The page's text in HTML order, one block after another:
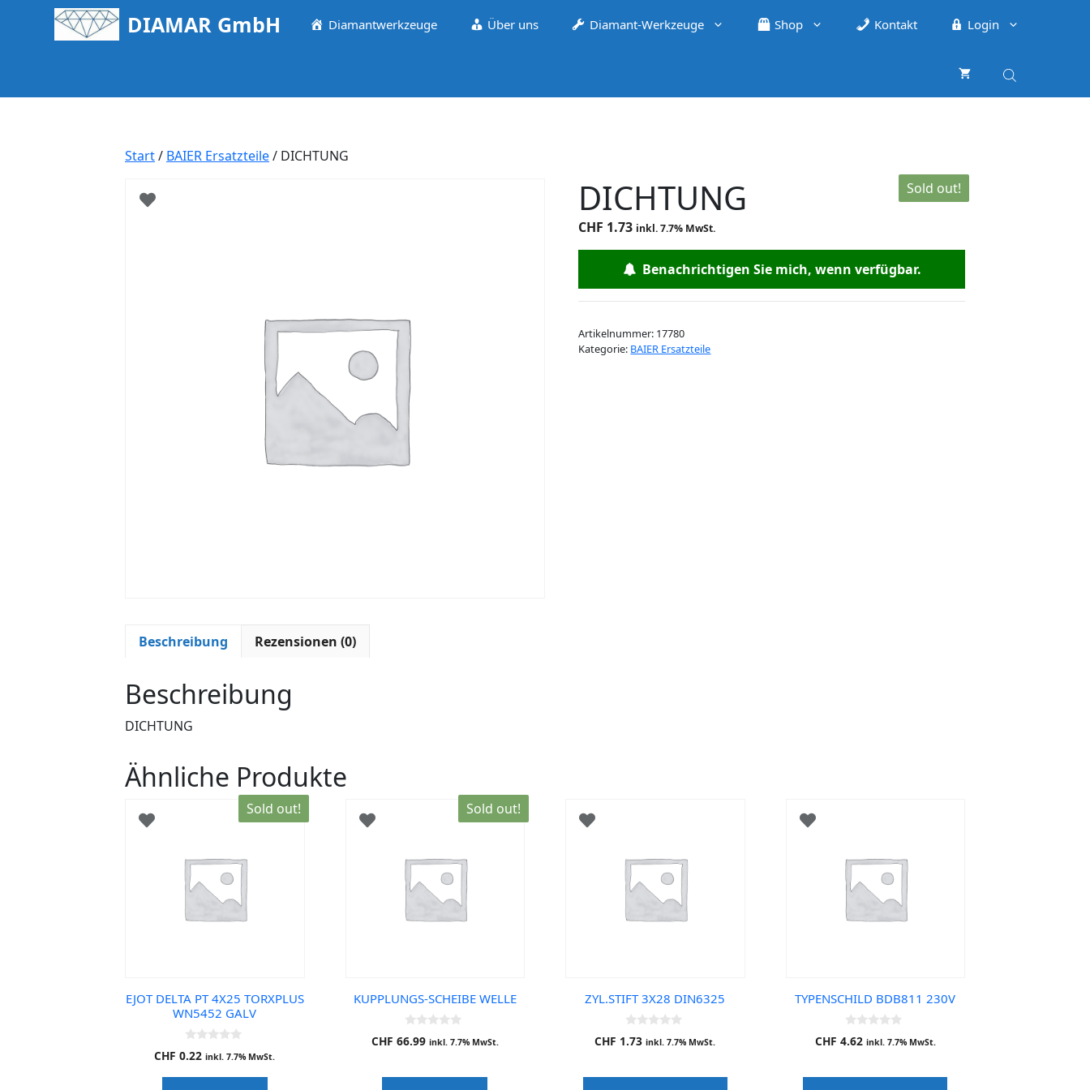
DIAMAR GmbH Diamantwerkzeuge Über uns Diamant-Werkzeuge Shop Kontakt Login
Start/ BAIER Ersatzteile/ DICHTUNG
Sold out!
DICHTUNG
CHF 1.73 inkl. 7.7% MwSt.
Benachrichtigen Sie mich, wenn verfügbar.
Artikelnummer: 17780
Kategorie: BAIER Ersatzteile
Beschreibung Rezensionen (0)
Beschreibung
DICHTUNG
Ähnliche Produkte
Sold out!
EJOT DELTA PT 4X25 TORXPLUS
WN5452 GALV
0
o
CHF 0.22 inkl. 7.7% MwSt.
Sold out!
KUPPLUNGS-SCHEIBE WELLE
0
o
o
CHF 66.99 inkl. 7.7% MwSt.
ZYL.STIFT 3X28 DIN6325
0
o
o
CHF 1.73 inkl. 7.7% MwSt.
TYPENSCHILD BDB811 230V
0
o
o
CHF 4.62 inkl. 7.7% MwSt.